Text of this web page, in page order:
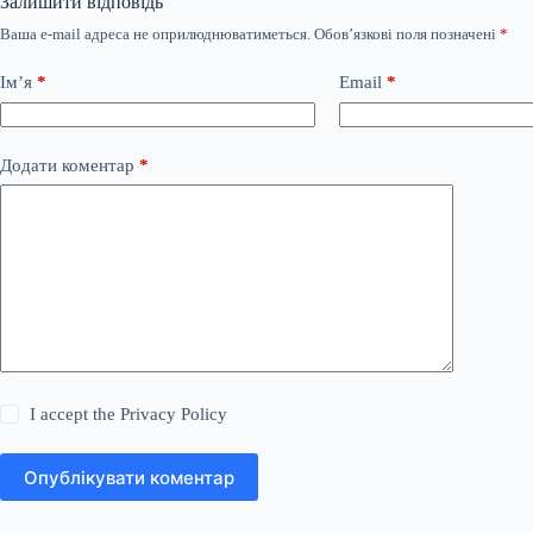
Ваша e-mail адреса не оприлюднюватиметься. Обов’язкові поля позначені *
Ім’я * Email *
Додати коментар *
I accept thePrivacy Policy
Опублікувати коментар